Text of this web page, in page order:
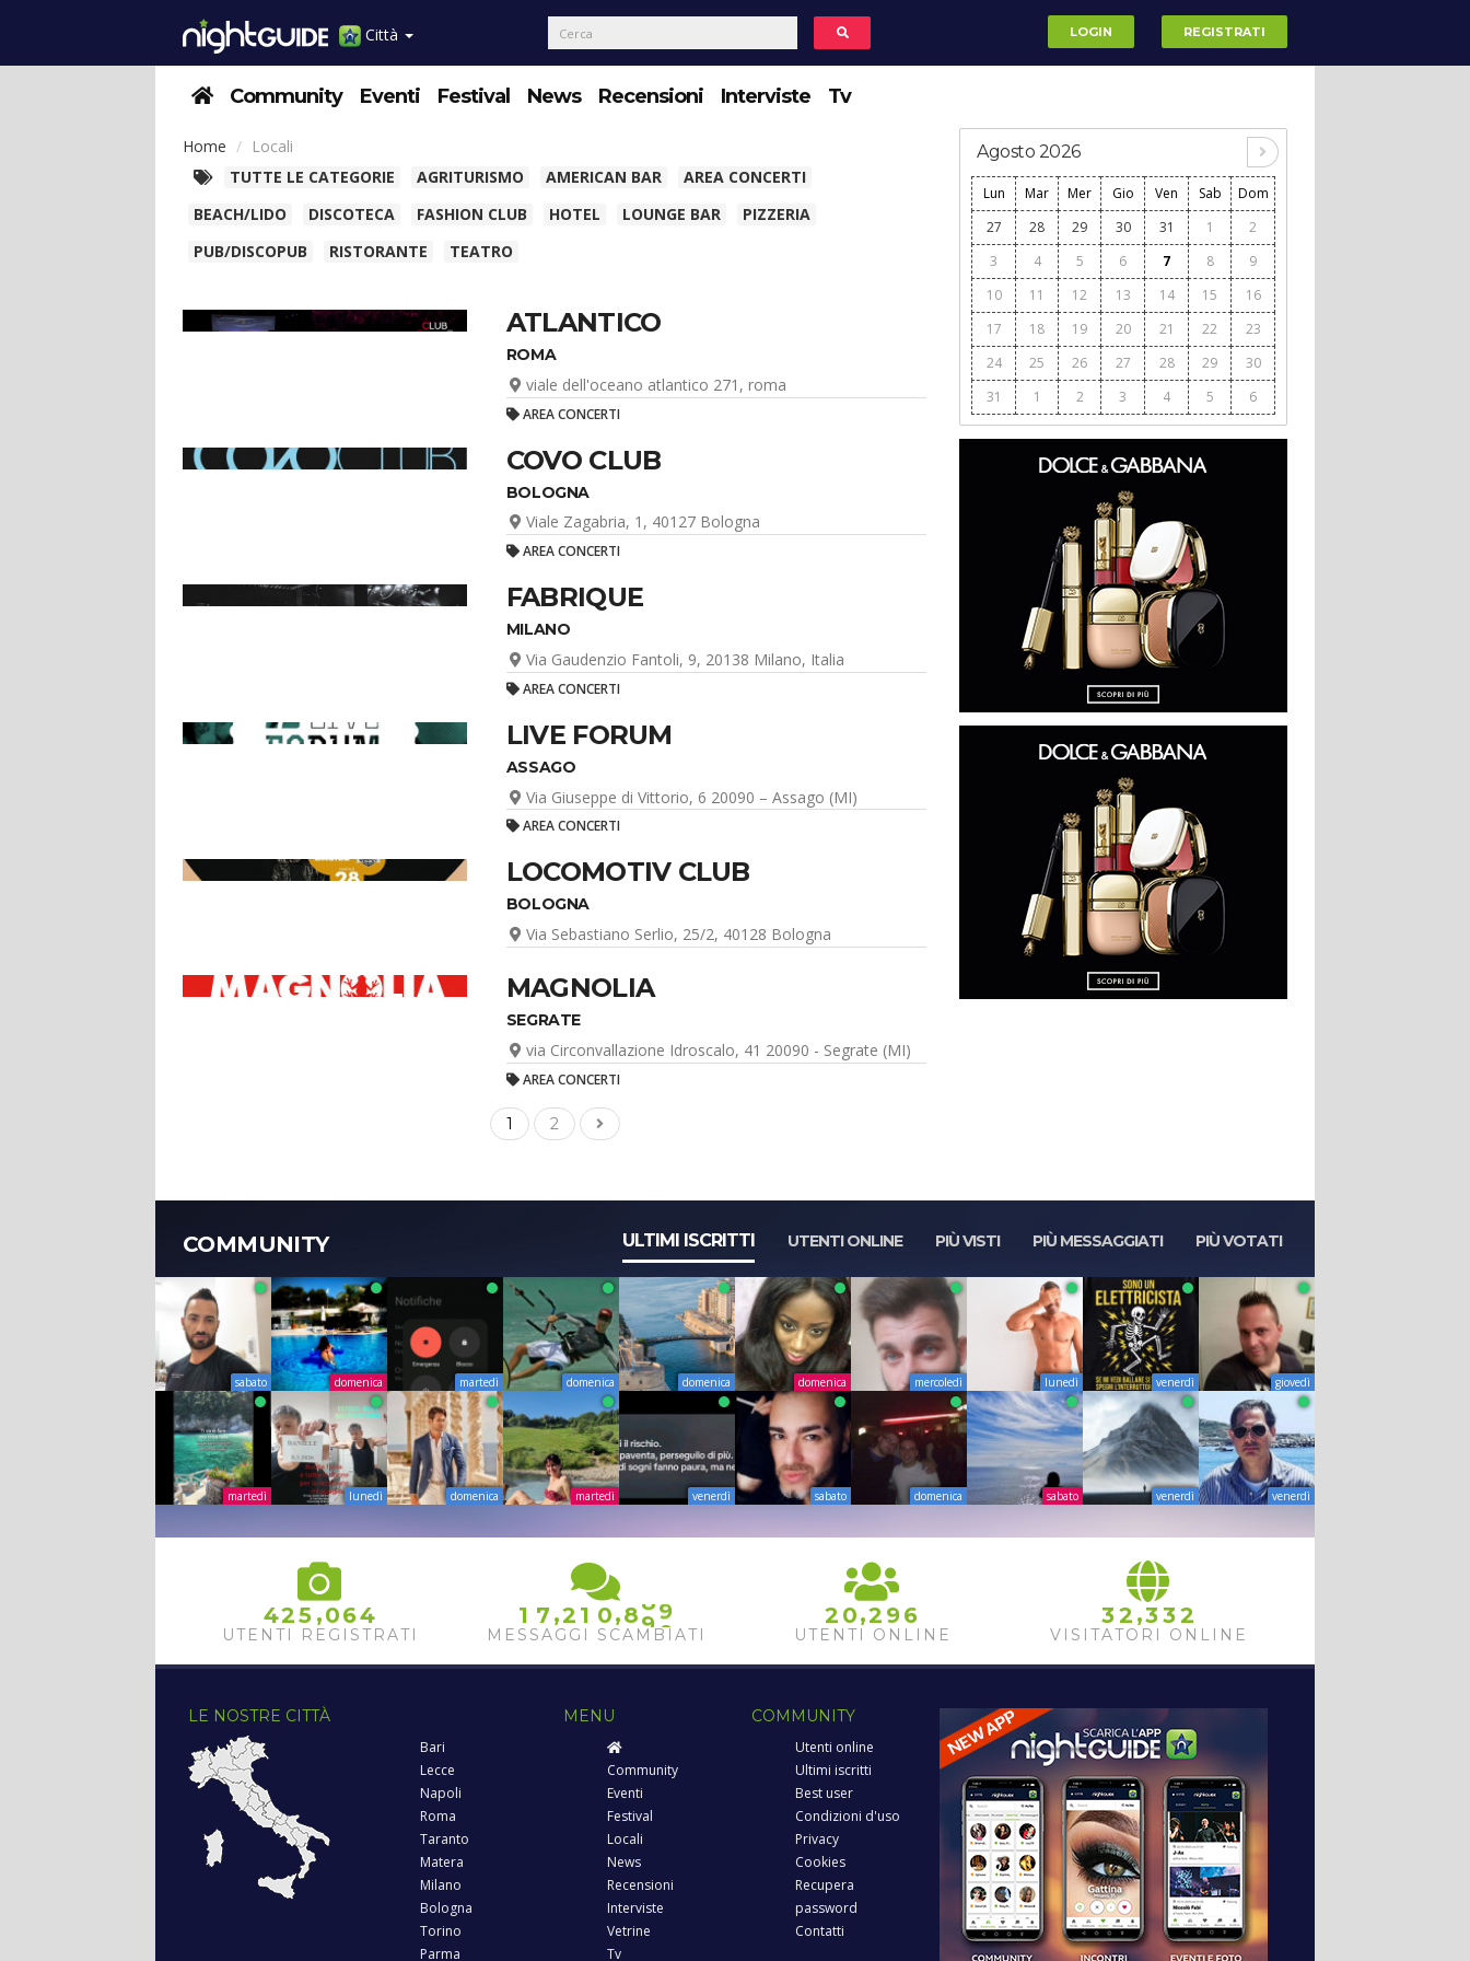
Città LOGIN REGISTRATI
Community Eventi Festival News Recensioni Interviste Tv
Home
Locali
TUTTE LE CATEGORIE
AGRITURISMO AMERICAN BAR
AREA CONCERTI
BEACH/LIDO
DISCOTECA FASHION CLUB HOTEL LOUNGE BAR
PIZZERIA
PUB/DISCOPUB
RISTORANTE TEATRO
ATLANTICO
ROMA
viale dell'oceano atlantico 271, roma
AREA CONCERTI
COVO CLUB
BOLOGNA
Viale Zagabria, 1, 40127 Bologna
AREA CONCERTI
FABRIQUE
MILANO
Via Gaudenzio Fantoli, 9, 20138 Milano, Italia
AREA CONCERTI
LIVE FORUM
ASSAGO
Via Giuseppe di Vittorio, 6 20090 – Assago (MI)
AREA CONCERTI
LOCOMOTIV CLUB
BOLOGNA
Via Sebastiano Serlio, 25/2, 40128 Bologna
MAGNOLIA
SEGRATE
via Circonvallazione Idroscalo, 41 20090 - Segrate (MI)
AREA CONCERTI
1 2
Agosto 2026
Lun Mar Mer Gio Ven Sab
Dom
27
28 29 30 31 1
2
3
4 5 6 7 8
9
10
11 12 13 14 15
16
17
18 19 20 21 22
23
24
25 26 27 28 29
30
31
1 2 3 4 5 6
COMMUNITY ULTIMI ISCRITTI UTENTI ONLINE PIÙ VISTI PIÙ MESSAGGIATI PIÙ VOTATI
sabato domenica martedì domenica domenica domenica mercoledì lunedì venerdì giovedì
martedì lunedì domenica martedì venerdì sabato domenica sabato venerdì venerdì
425 ,064
UTENTI REGISTRATI
1 7 ,2 1 0,89
9
0
MESSAGGI SCAMBIATI
2 0,2 96
UTENTI ONLINE
32 ,332
VISITATORI ONLINE
LE NOSTRE CITTÀ
Bari
Lecce
Napoli
Roma
Taranto
Matera
Milano
Bologna
Torino
Parma
MENU
Community
Eventi
Festival
Locali
News
Recensioni
Interviste
Vetrine
Tv
COMMUNITY
Utenti online
Ultimi iscritti
Best user
Condizioni d'uso
Privacy
Cookies
Recupera
password
Contatti